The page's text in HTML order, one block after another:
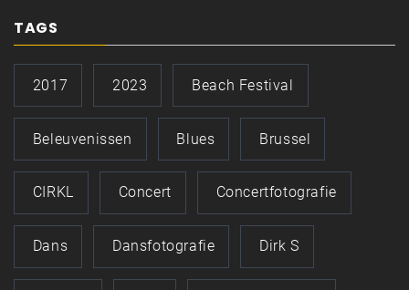
TAGS
2017 2023 Beach Festival
Beleuvenissen Blues Brussel
CIRKL Concert Concertfotografie
Dans Dansfotografie Dirk S